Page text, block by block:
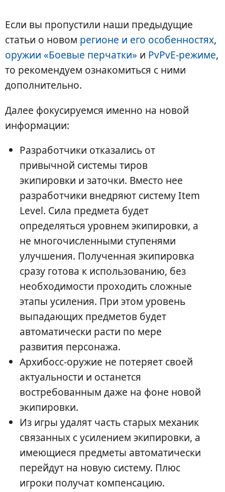
Если вы пропустили наши предыдущие
статьи о новом регионе и его особенностях,
оружии «Боевые перчатки» и PvPvE-режиме,
то рекомендуем ознакомиться с ними
дополнительно.
Далее фокусируемся именно на новой
информации:
Разработчики отказались от
привычной системы тиров
экипировки и заточки. Вместо нее
разработчики внедряют систему Item
Level. Сила предмета будет
определяться уровнем экипировки, а
не многочисленными ступенями
улучшения. Полученная экипировка
сразу готова к использованию, без
необходимости проходить сложные
этапы усиления. При этом уровень
выпадающих предметов будет
автоматически расти по мере
развития персонажа.
Архибосс-оружие не потеряет своей
актуальности и останется
востребованным даже на фоне новой
экипировки.
Из игры удалят часть старых механик
связанных с усилением экипировки, а
имеющиеся предметы автоматически
перейдут на новую систему. Плюс
игроки получат компенсацию.